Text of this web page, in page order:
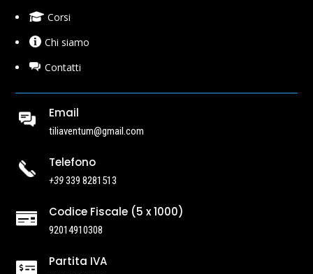
Corsi
Chi siamo
Contatti
Email
tiliaventum@gmail.com
Telefono
+39339 8281513
 Codice Fiscale (5 x 1000)
92014910308
 Partita IVA